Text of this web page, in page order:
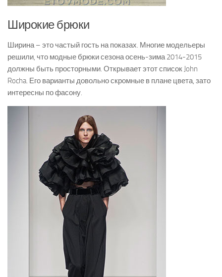
Широкие брюки
Ширина – это частый гость на показах. Многие модельеры
решили, что модные брюки сезона осень-зима 2014-2015
должны быть просторными. Открывает этот список John
Rocha. Его варианты довольно скромные в плане цвета, зато
интересны по фасону.